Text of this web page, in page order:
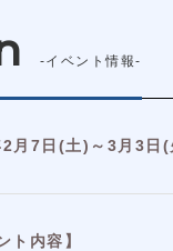
-イベント情報-
月7日(土)～3月3日(
ト内容】